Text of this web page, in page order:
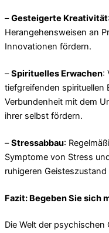
–Gesteigerte Kreativität
Herangehensweisen an
Innovationen fördern.
–Spirituelles Erwachen:
tiefgreifenden spirituellen
Verbundenheit mit dem
ihrer selbst fördern.
–Stressabbau:
Symptome von Stress
ruhigeren
Fazit: Begeben Sie sich
Die Welt der